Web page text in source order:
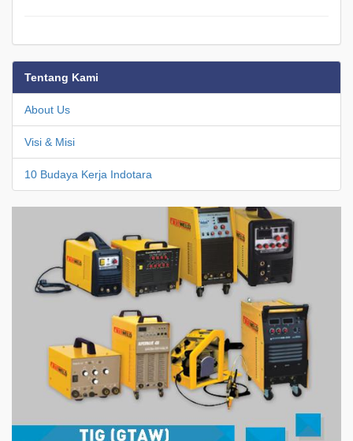
Tentang Kami
About Us
Visi & Misi
10 Budaya Kerja Indotara